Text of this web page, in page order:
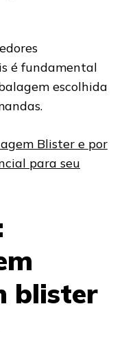
é fundamental
escolhida
Blister e por
para seu
blister